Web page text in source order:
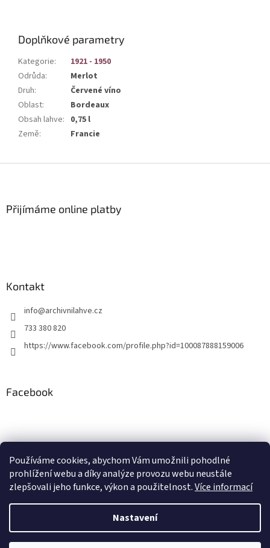
Používáme cookies, abychom Vám umožnili pohodlné
prohlížení webu a díky analýze provozu webu neustále
zlepšovali jeho funkce, výkon a použitelnost.Více informací
Nastavení
Doplňkové parametry
Kategorie:
1921 - 1950
Odrůda:
Merlot
Druh:
Červené víno
Oblast:
Bordeaux
Obsah lahve: 0,75 l
Země: Francie
Přijímáme online platby
Kontakt
info@archivnilahve.cz
733 380 820
https://www.facebook.com/profile.php?id=100087888159006
Facebook
ddd
Vytvořil Shoptet